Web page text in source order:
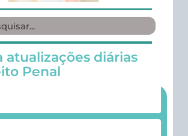
atualizações diárias
Penal